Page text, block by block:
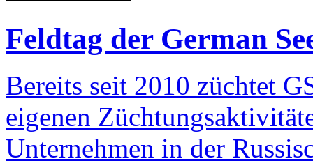
Feldtag der German
Bereits seit 2010 züchtet
eigenen
Unternehmen in der